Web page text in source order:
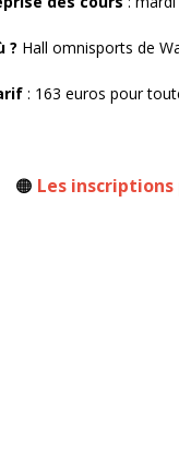
? Hall omnisports de
: 163 euros pour
🟠 Les inscriptions